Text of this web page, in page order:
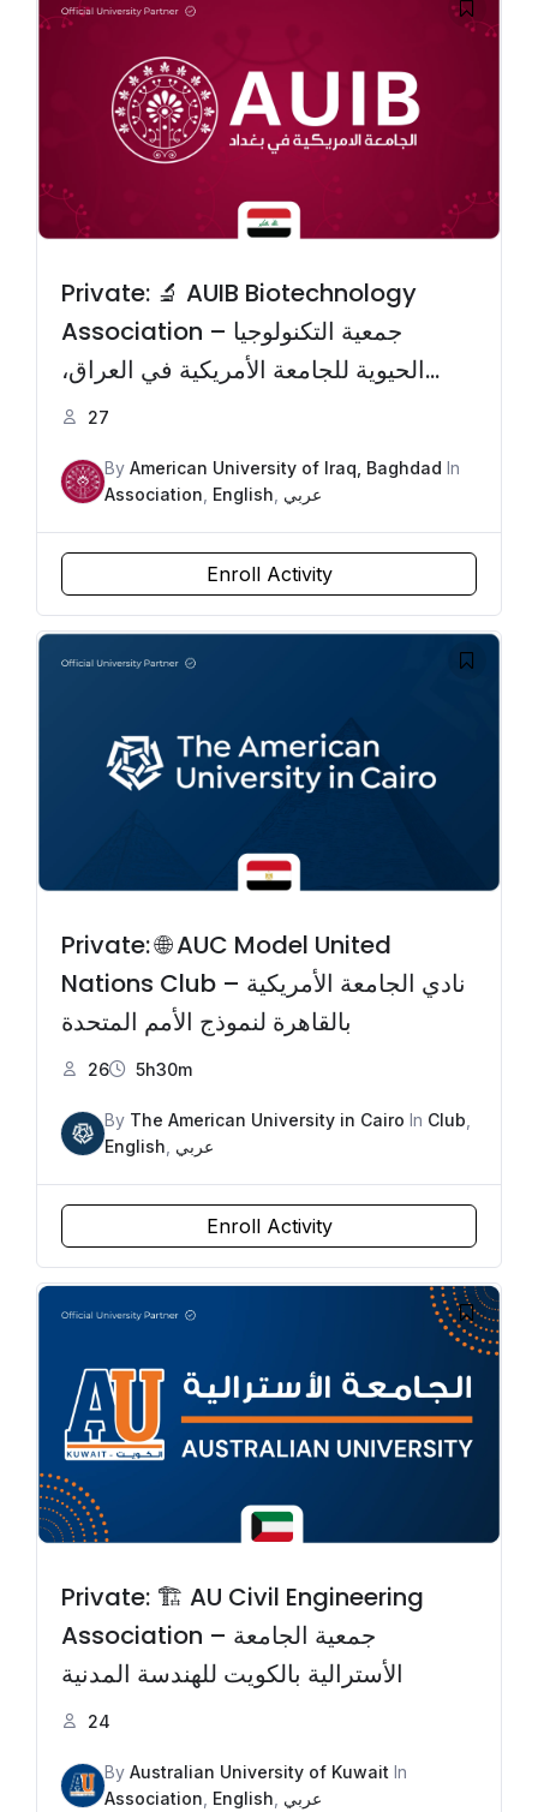
Private: 🔬 AUIB Biotechnology
Association – جمعية التكنولوجيا
الحيوية للجامعة الأمريكية في العراق،
بغداد
27
By American University of Iraq, Baghdad In
Association English عربي
Enroll Activity
Private: 🌐 AUC Model United
Nations Club – نادي الجامعة الأمريكية
بالقاهرة لنموذج الأمم المتحدة
26 5h30m
By The American University in Cairo In Club
English عربي
Enroll Activity
Private: 🏗️ AU Civil Engineering
Association – جمعية الجامعة
الأسترالية بالكويت للهندسة المدنية
24
By Australian University of Kuwait In
Association English عربي